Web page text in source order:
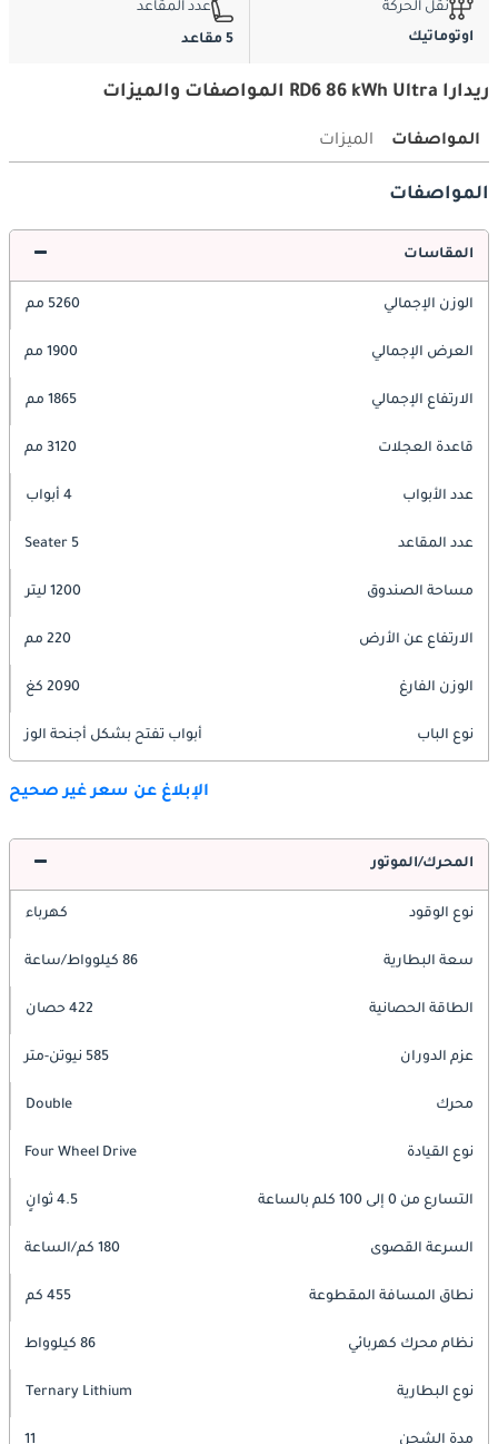
نقل الحركة
اوتوماتيك
عدد المقاعد
5 مقاعد
ريدارا RD6 86 kWh Ultra المواصفات والميزات
المواصفات الميزات
المواصفات
المقاسات
الوزن الإجمالي 5260 مم
العرض الإجمالي 1900 مم
الارتفاع الإجمالي 1865 مم
قاعدة العجلات 3120 مم
عدد الأبواب 4 أبواب
عدد المقاعد 5 Seater
مساحة الصندوق 1200 ليتر
الارتفاع عن الأرض 220 مم
الوزن الفارغ 2090 كغ
نوع الباب أبواب تفتح بشكل أجنحة الوز
الإبلاغ عن سعر غير صحيح
المحرك/الموتور
نوع الوقود كهرباء
سعة البطارية 86 كيلوواط/ساعة
الطاقة الحصانية 422 حصان
عزم الدوران 585 نيوتن-متر
محرك Double
نوع القيادة Four Wheel Drive
التسارع من 0 إلى 100 كلم بالساعة 4.5 ثوانٍ
السرعة القصوى 180 كم/الساعة
نطاق المسافة المقطوعة 455 كم
نظام محرك كهربائي 86 كيلوواط
نوع البطارية Ternary Lithium